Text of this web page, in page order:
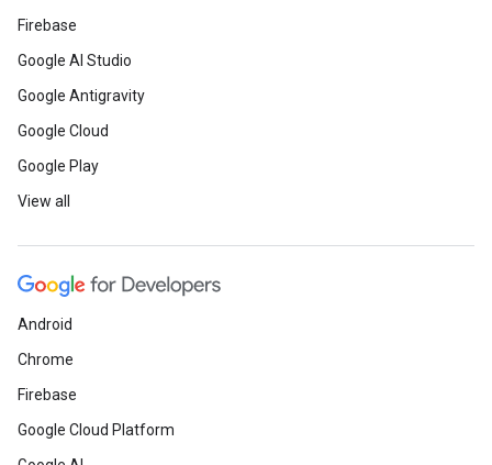
Firebase
Google AI Studio
Google Antigravity
Google Cloud
Google Play
View all
Android
Chrome
Firebase
Google Cloud Platform